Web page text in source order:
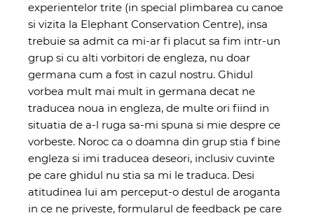
experientelor trite (in special plimbarea cu canoe
si vizita la Elephant Conservation Centre), insa
trebuie sa admit ca mi-ar fi placut sa fim intr-un
grup si cu alti vorbitori de engleza, nu doar
germana cum a fost in cazul nostru. Ghidul
vorbea mult mai mult in germana decat ne
traducea noua in engleza, de multe ori fiind in
situatia de a-l ruga sa-mi spuna si mie despre ce
vorbeste. Noroc ca o doamna din grup stia f bine
engleza si imi traducea deseori, inclusiv cuvinte
pe care ghidul nu stia sa mi le traduca. Desi
atitudinea lui am perceput-o destul de aroganta
in ce ne priveste, formularul de feedback pe care